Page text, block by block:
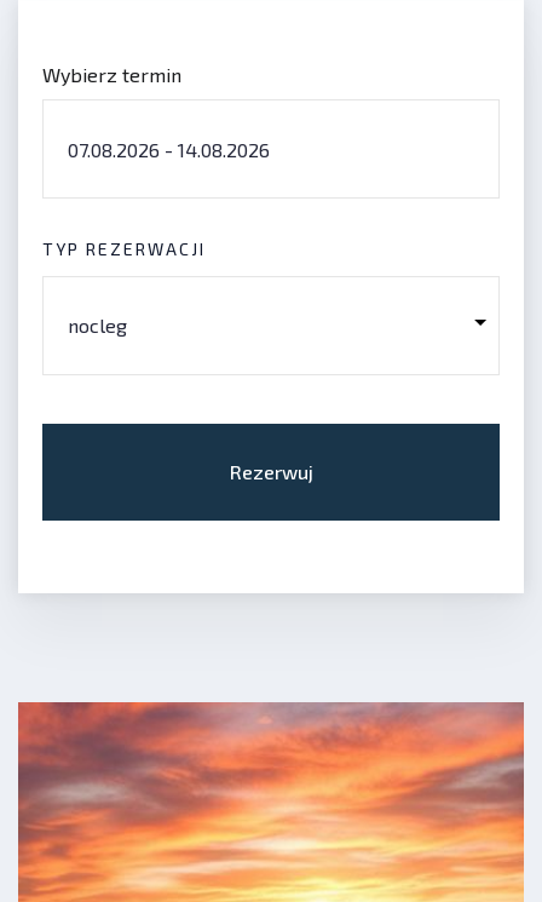
Wybierz termin
TYP REZERWACJI
Rezerwuj